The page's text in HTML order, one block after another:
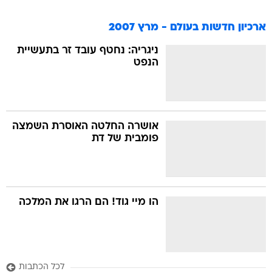
ארכיון חדשות בעולם - מרץ 2007
ניגריה: נחטף עובד זר בתעשיית
הנפט
אושרה החלטה האוסרת השמצה
פומבית של דת
הו מיי גוד! הם הרגו את המלכה
לכל הכתבות